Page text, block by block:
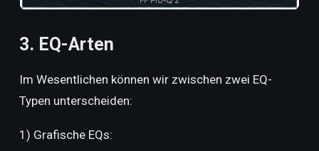
3. EQ-Arten
Im Wesentlichen können wir zwischen zwei EQ-
Typen unterscheiden:
1) Grafische EQs: